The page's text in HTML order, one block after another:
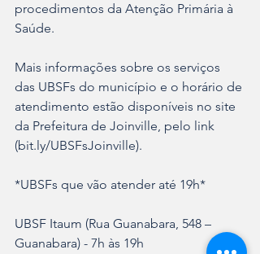
procedimentos da Atenção Primária à
Saúde.
Mais informações sobre os serviços
das UBSFs do município e o horário de
atendimento estão disponíveis no site
da Prefeitura de Joinville, pelo link
(bit.ly/UBSFsJoinville).
*UBSFs que vão atender até 19h*
UBSF Itaum (Rua Guanabara, 548 –
Guanabara) - 7h às 19h